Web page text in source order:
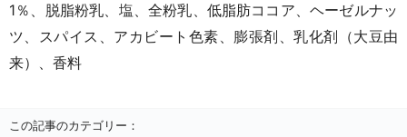
1％、脱脂粉乳、塩、全粉乳、低脂肪ココア、ヘーゼルナッ
ツ、スパイス、アカビート色素、膨張剤、乳化剤（大豆由
来）、香料
この記事のカテゴリー：